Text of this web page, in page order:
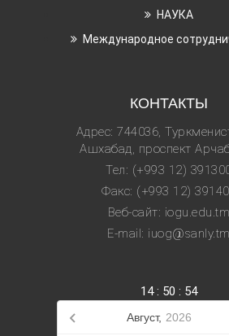
НАУКА
Международное
КОНТАКТЫ
Адрес: 744036,
Ашхабад, проспект
Тел: (+993 12)
Факс: (+993 12)
Веб-сайт: iogu.edu.tm
E-mail: iuog@sanly.tm
14: 50 : 54
Август, 2026